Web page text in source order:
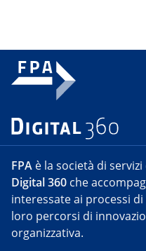
FPA è la società di
Digital 360 che
interessate ai processi
loro percorsi di
organizzativa.